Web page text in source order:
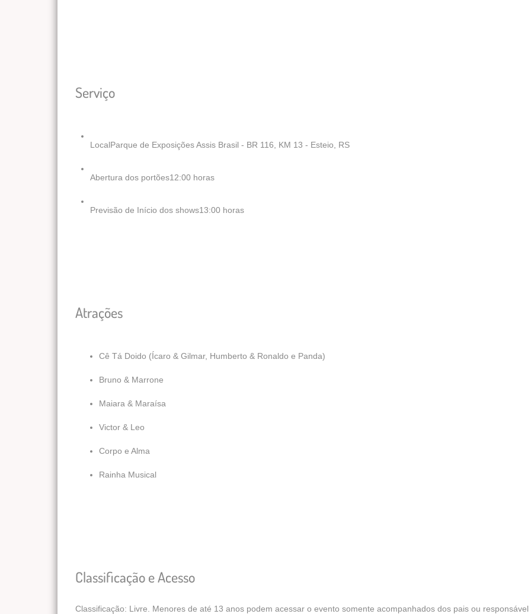
Serviço
LocalParque de Exposições Assis Brasil - BR 116, KM 13 - Esteio, RS
Abertura dos portões12:00 horas
Previsão de Início dos shows13:00 horas
Atrações
Cê Tá Doido (Ícaro & Gilmar, Humberto & Ronaldo e Panda)
Bruno & Marrone
Maiara & Maraísa
Victor & Leo
Corpo e Alma
Rainha Musical
Classificação e Acesso
Classificação: Livre. Menores de até 13 anos podem acessar o evento somente acompanhados dos pais ou responsável